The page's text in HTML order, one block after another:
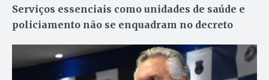
Serviços essenciais como unidades de saúde e
policiamento não se enquadram no decreto